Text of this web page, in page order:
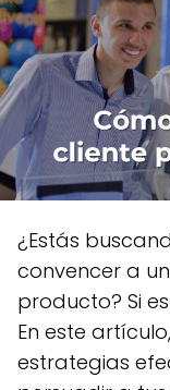
¿Estás
convencer a
producto? Si
En este
estrategias